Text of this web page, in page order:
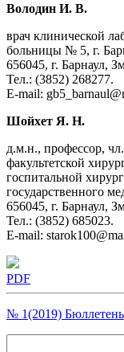
Володин И. В.
врач клинической
больницы № 5, г.
656045, г. Барнаул,
Тел.: (3852) 268277.
E-mail:
Шойхет Я. Н.
д.м.н., профессор,
факультетской
госпитальной
государственного
656045, г. Барнаул,
Тел.: (3852) 685023.
E-mail:
PDF
№ 1(2019)